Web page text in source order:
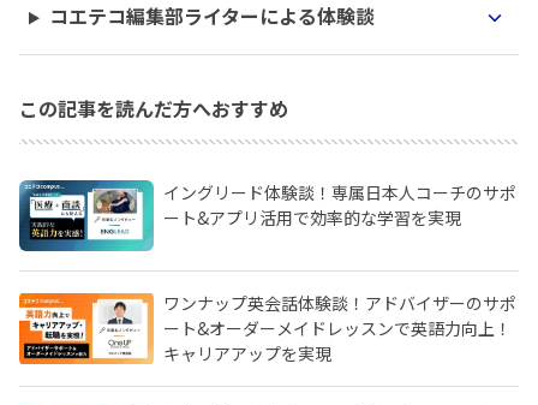
コエテコ編集部ライターによる体験談
この記事を読んだ方へおすすめ
イングリード体験談！専属日本人コーチのサポ
ート&アプリ活用で効率的な学習を実現
ワンナップ英会話体験談！アドバイザーのサポ
ート&オーダーメイドレッスンで英語力向上！
キャリアアップを実現